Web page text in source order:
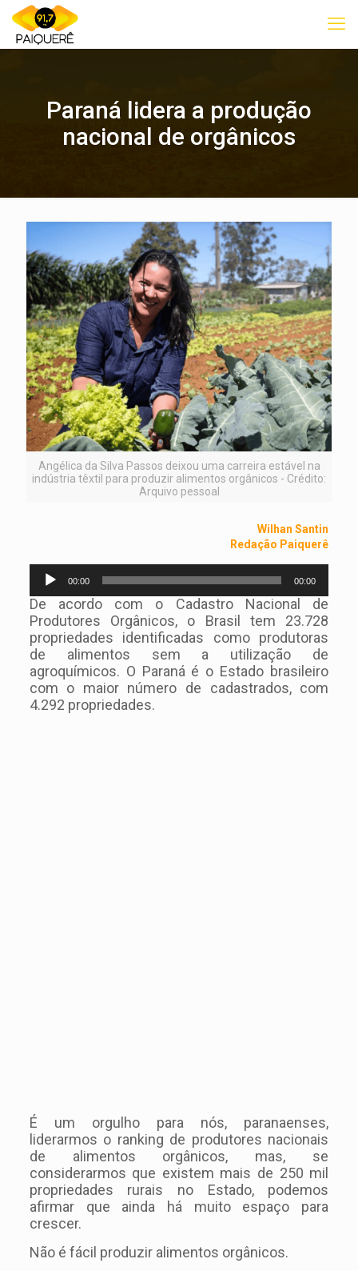
Paraná lidera a produção
nacional de orgânicos
Angélica da Silva Passos deixou uma carreira estável na
indústria têxtil para produzir alimentos orgânicos - Crédito:
Arquivo pessoal
Wilhan Santin
Redação Paiquerê
Tocador
áudio
00:00 00:00
De acordo com o Cadastro Nacional de
Produtores Orgânicos, o Brasil tem 23.728
propriedades identificadas como produtoras
de alimentos sem a utilização de
agroquímicos. O Paraná é o Estado brasileiro
com o maior número de cadastrados, com
4.292 propriedades.
É um orgulho para nós, paranaenses,
liderarmos o ranking de produtores nacionais
de alimentos orgânicos, mas, se
considerarmos que existem mais de 250 mil
propriedades rurais no Estado, podemos
afirmar que ainda há muito espaço para
crescer.
Não é fácil produzir alimentos orgânicos.